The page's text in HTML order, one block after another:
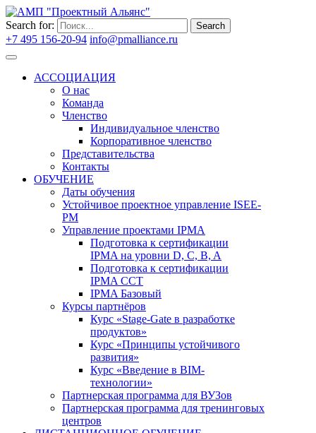
Search for: Search
+7 495 156-20-94 info@pmalliance.ru
АССОЦИАЦИЯ
О нас
Команда
Членство
Индивидуальное членство
Корпоративное членство
Представительства
Контакты
ОБУЧЕНИЕ
Даты обучения
Устойчивое проектное управление ISEE-
PM
Управление проектами IPMA
Подготовка к сертификации
IPMA на уровни D, C, B, A
Подготовка к сертификации
IPMA CCT
IPMA Базовый
Курсы партнёров
Курс «Stage-Gate в разработке
продуктов»
Курс «Принципы устойчивого
развития»
Курс «Введение в BIM-
технологии»
Партнерская программа для ВУЗов
Партнерская программа для тренинговых
центров